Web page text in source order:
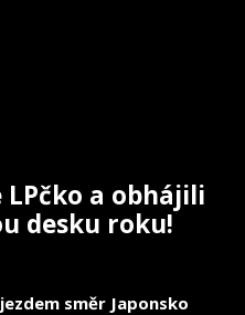
a obhájili
desku roku!
směr Japonsko